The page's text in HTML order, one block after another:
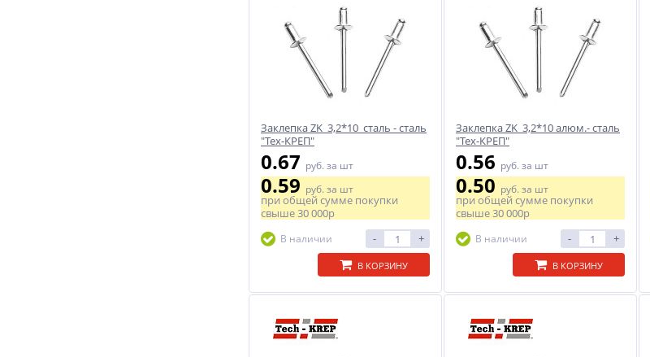
Заклепка ZK 3,2*10 сталь - сталь
"Тех-КРЕП"
0.67 руб. за шт
0.59руб. за шт
при общей сумме покупки
свыше30 000р
В наличии - +
В КОРЗИНУ
Заклепка ZK 3,2*10 алюм.- сталь
"Тех-КРЕП"
0.56 руб. за шт
0.50руб. за шт
при общей сумме покупки
свыше30 000р
В наличии - +
В КОРЗИНУ